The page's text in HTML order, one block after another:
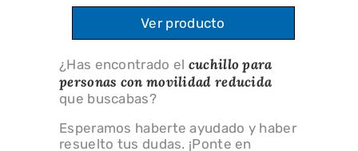
Ver producto
¿Has encontrado el cuchillo para
personas con movilidad reducida
que buscabas?
Esperamos haberte ayudado y haber
resuelto tus dudas. ¡Ponte en